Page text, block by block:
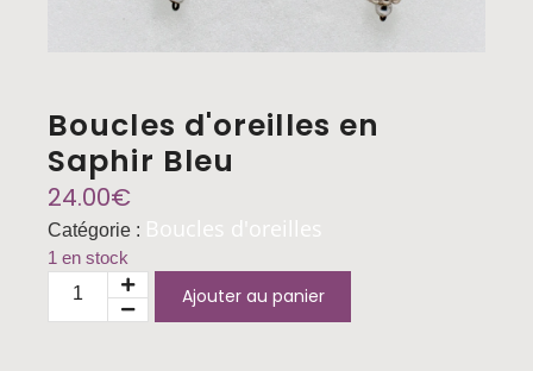
Boucles d'oreilles en
Saphir Bleu
24.00€
Catégorie : Boucles d'oreilles
1 en stock
Ajouter au panier